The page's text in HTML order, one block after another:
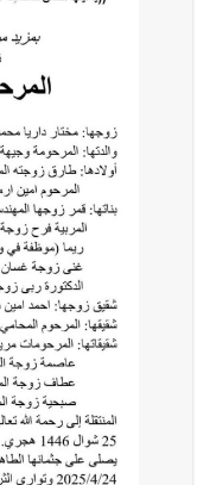
وبرنامج حافل وسهرات
نادي
النهائية للدرجة
أخبار لبنان بالصور:
غير منفجرة من مخلفات
أخبار لبنان الجيش
أخبار لبنان الطقس غدا
جبلا وداخلا